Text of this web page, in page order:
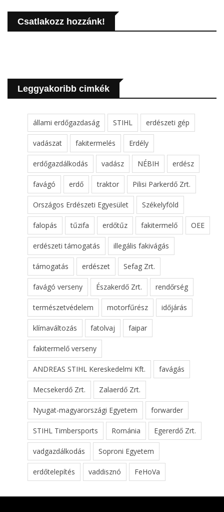
Csatlakozz hozzánk!
Leggyakoribb cimkék
állami erdőgazdaság STIHL erdészeti gép
vadászat fakitermelés Erdély
erdőgazdálkodás vadász NÉBIH erdész
favágó erdő traktor Pilisi Parkerdő Zrt.
Országos Erdészeti Egyesület Székelyföld
falopás tűzifa erdőtűz fakitermelő OEE
erdészeti támogatás illegális fakivágás
támogatás erdészet Sefag Zrt.
favágó verseny Északerdő Zrt. rendőrség
természetvédelem motorfűrész időjárás
klímaváltozás fatolvaj faipar
fakitermelő verseny
ANDREAS STIHL Kereskedelmi Kft. favágás
Mecsekerdő Zrt. Zalaerdő Zrt.
Nyugat-magyarországi Egyetem forwarder
STIHL Timbersports Románia Egererdő Zrt.
vadgazdálkodás Soproni Egyetem
erdőtelepítés vaddisznó FeHoVa